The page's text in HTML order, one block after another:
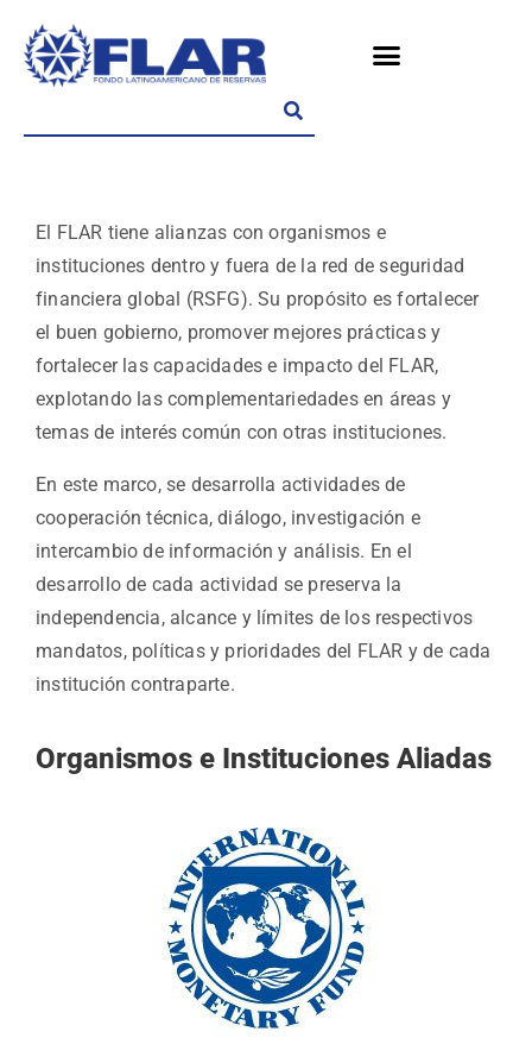
El FLAR tiene alianzas con organismos e
instituciones dentro y fuera de la red de seguridad
financiera global (RSFG). Su propósito es fortalecer
el buen gobierno, promover mejores prácticas y
fortalecer las capacidades e impacto del FLAR,
explotando las complementariedades en áreas y
temas de interés común con otras instituciones.
En este marco, se desarrolla actividades de
cooperación técnica, diálogo, investigación e
intercambio de información y análisis. En el
desarrollo de cada actividad se preserva la
independencia, alcance y límites de los respectivos
mandatos, políticas y prioridades del FLAR y de cada
institución contraparte.
Organismos e Instituciones Aliadas